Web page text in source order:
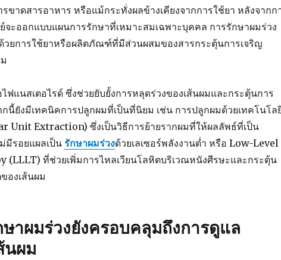
ขาดสารอาหาร หรือแม้กระทั่งผลข้างเคียงจากการใช้ยา หลังจากก
ะออกแบบแผนการรักษาที่เหมาะสมเฉพาะบุคคล การรักษาผมร่วง
วยการใช้ยาหรือผลิตภัณฑ์ที่มีส่วนผสมของสารกระตุ้นการเจริญ
ฟแนสเตอไรด์ ซึ่งช่วยยับยั้งการหลุดร่วงของเส้นผมและกระตุ้นการ
นี้ยังมีเทคนิคการปลูกผมที่เป็นที่นิยม เช่น การปลูกผมด้วยเทคโนโล
Unit Extraction) ซึ่งเป็นวิธีการย้ายรากผมที่ให้ผลลัพธ์ที่เป็น
มีรอยแผลเป็นรักษาผมร่วงด้วยเลเซอร์พลังงานต่ำ หรือ Low-Level
(LLLT) ที่ช่วยเพิ่มการไหลเวียนโลหิตบริเวณหนังศีรษะและกระตุ้น
องเส้นผม
าผมร่วงยังครอบคลุมถึงการดูแล
นผม